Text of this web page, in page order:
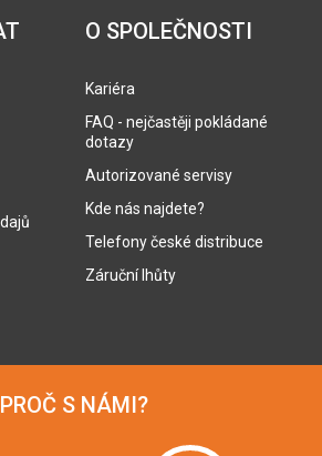
O SPOLEČNOSTI
Kariéra
FAQ - nejčastěji pokládané
dotazy
Autorizované servisy
Kde nás najdete?
Telefony české distribuce
Záruční lhůty
PROČ S NÁMI?